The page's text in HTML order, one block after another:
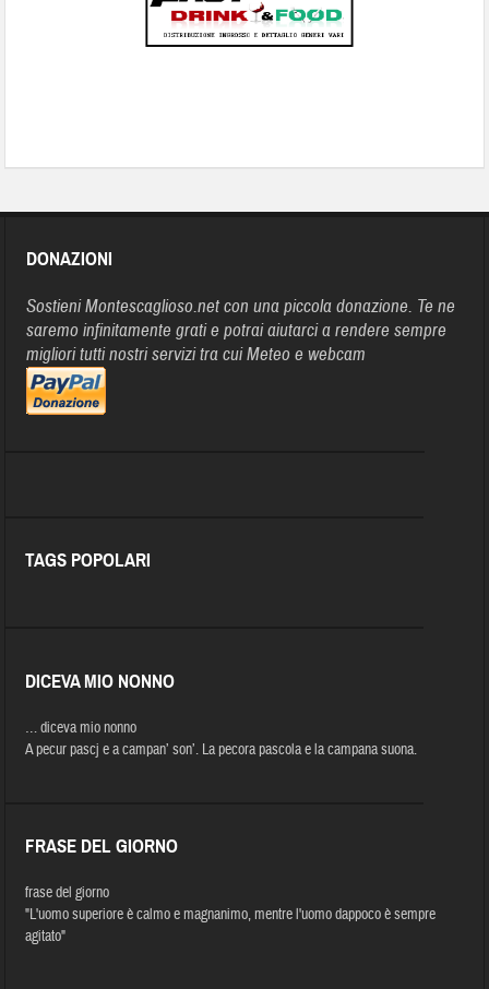
DONAZIONI
Sostieni Montescaglioso.net con una piccola donazione. Te ne
saremo infinitamente grati e potrai aiutarci a rendere sempre
migliori tutti nostri servizi tra cui Meteo e webcam
TAGS POPOLARI
DICEVA MIO NONNO
… diceva mio nonno
A pecur pascj e a campan’ son’. La pecora pascola e la campana suona.
FRASE DEL GIORNO
frase del giorno
"L'uomo superiore è calmo e magnanimo, mentre l'uomo dappoco è sempre
agitato"